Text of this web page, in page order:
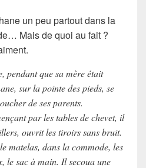
un peu partout dans la
Mais de quoi au fait ?
pendant que sa mère était
sur la pointe des pieds, se
de ses parents.
par les tables de chevet, il
ouvrit les tiroirs sans bruit.
matelas, dans la commode, les
le sac à main. Il secoua une